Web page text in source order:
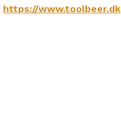
https://www.toolbeer.dk